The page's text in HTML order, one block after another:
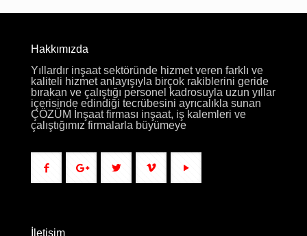
Hakkımızda
Yıllardır inşaat sektöründe hizmet veren farklı ve
kaliteli hizmet anlayışıyla birçok rakiblerini geride
bırakan ve çalıştığı personel kadrosuyla uzun yıllar
içerisinde edindiği tecrübesini ayrıcalıkla sunan
ÇÖZÜM İnşaat firması inşaat, iş kalemleri ve
çalıştığımız firmalarla büyümeye
İletişim